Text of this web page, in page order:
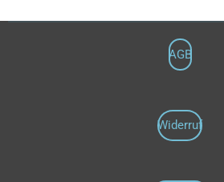
AGB
Widerruf